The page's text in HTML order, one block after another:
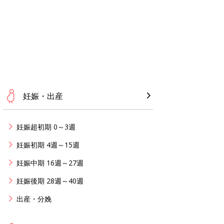
妊娠・出産
妊娠超初期 0～3週
妊娠初期 4週～15週
妊娠中期 16週～27週
妊娠後期 28週～40週
出産・分娩